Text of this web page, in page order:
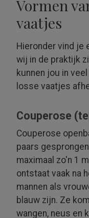
Vormen
vaatjes
Hieronder vind je
wij in de praktijk
kunnen jou in
losse vaatjes
Couperose
Couperose
paars
maximaal zo'n 1
ontstaat vaak na
mannen als
blauw zijn. Ze
wangen, neus en